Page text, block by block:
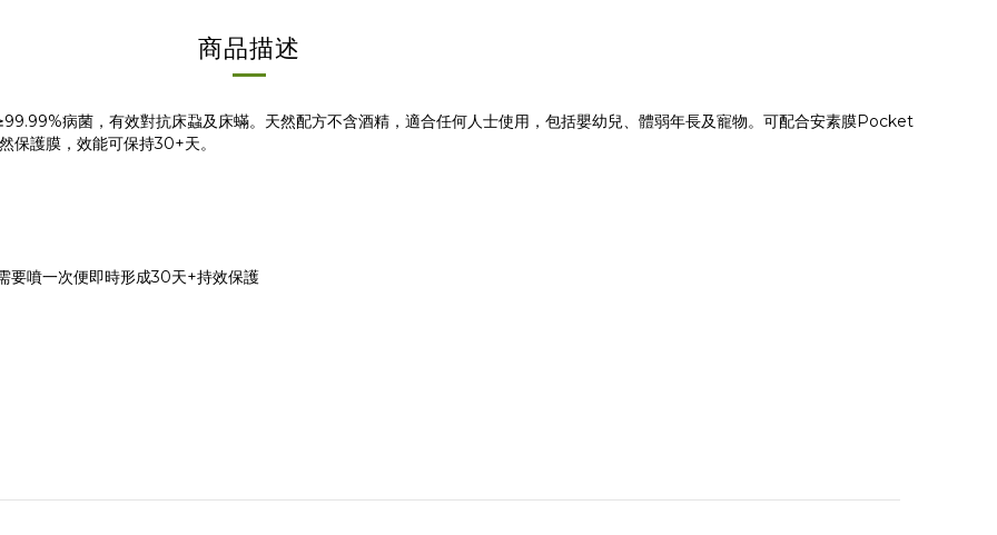
商品描述
病菌，有效對抗床蝨及床蟎。天然配方不含酒精，適合任何人士使用，包括嬰幼兒、體弱年長及寵物。可配合安素膜Pocket
護膜，效能可保持30+天。
噴一次便即時形成30天+持效保護